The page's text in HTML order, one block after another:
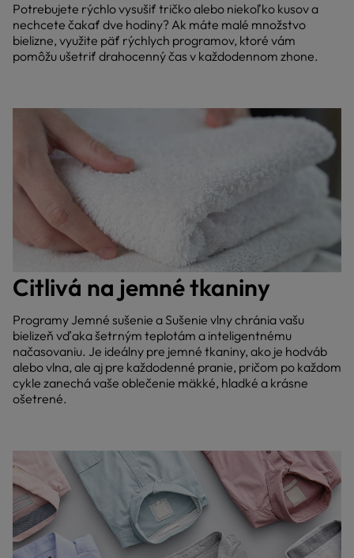
Potrebujete rýchlo vysušiť tričko alebo niekoľko kusov a
nechcete čakať dve hodiny? Ak máte malé množstvo
bielizne, využite päť rýchlych programov, ktoré vám
pomôžu ušetriť drahocenný čas v každodennom zhone.
Citlivá na jemné tkaniny
Programy Jemné sušenie a Sušenie vlny chránia vašu
bielizeň vďaka šetrným teplotám a inteligentnému
načasovaniu. Je ideálny pre jemné tkaniny, ako je hodváb
alebo vlna, ale aj pre každodenné pranie, pričom po každom
cykle zanechá vaše oblečenie mäkké, hladké a krásne
ošetrené.